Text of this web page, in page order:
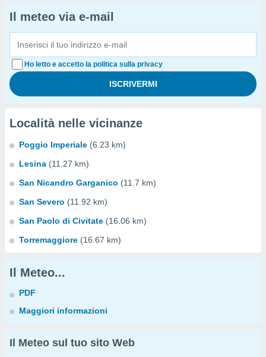
Il meteo via e-mail
Ho letto e accetto la politica sulla privacy
Località nelle vicinanze
Poggio Imperiale (6.23 km)
Lesina (11.27 km)
San Nicandro Garganico (11.7 km)
San Severo (11.92 km)
San Paolo di Civitate (16.06 km)
Torremaggiore (16.67 km)
Il Meteo...
PDF
Maggiori informazioni
Il Meteo sul tuo sito Web